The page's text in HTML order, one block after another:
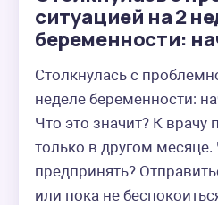
ситуацией на 2
беременности:
Столкнулась с
неделе беременности:
Что это значит? К врачу
только в другом
предпринять?
или пока не